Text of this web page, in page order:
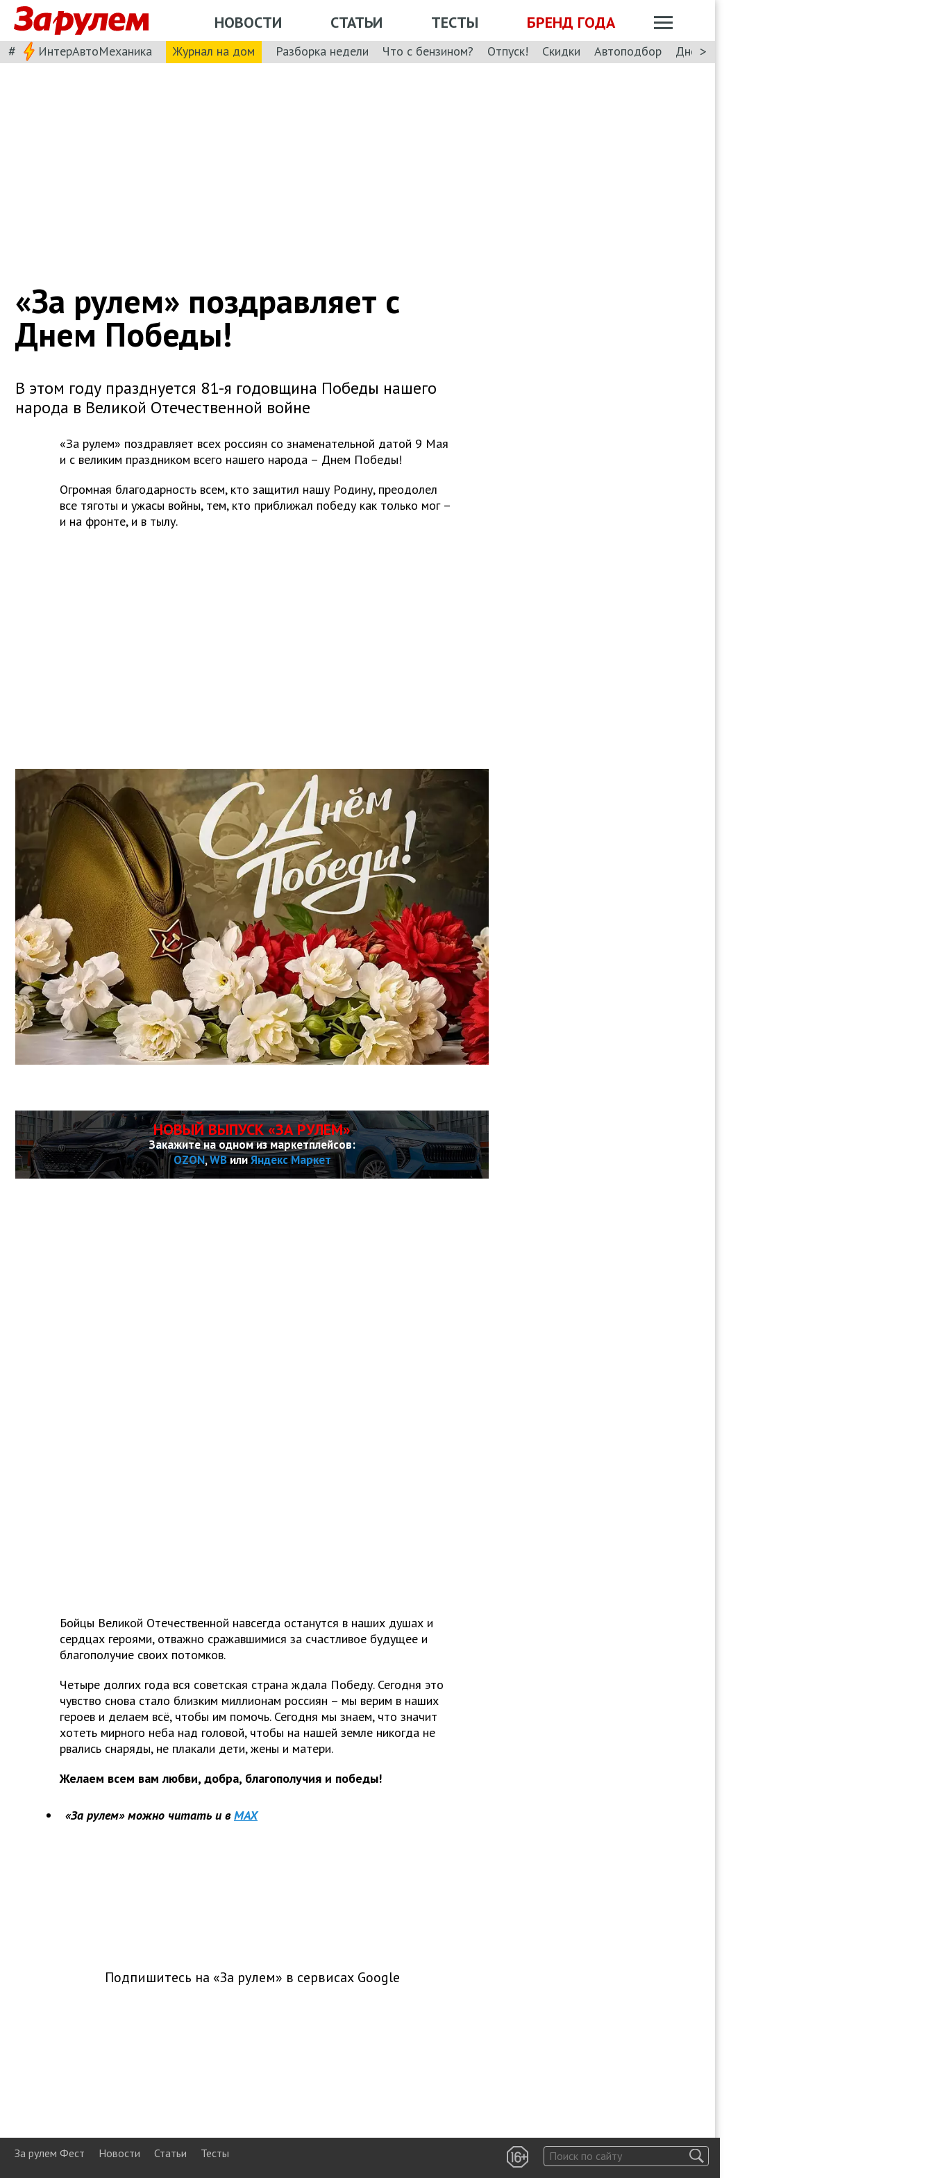
НОВОСТИ СТАТЬИ ТЕСТЫ БРЕНД ГОДА
# ИнтерАвтоМеханика Журнал на дом Разборка недели Что с бензином? Отпуск! Скидки Автоподбор Дневник: Лада Искра
>
«За рулем» поздравляет с
Днем Победы!
В этом году празднуется 81-я годовщина Победы нашего
народа в Великой Отечественной войне
«За рулем» поздравляет всех россиян со знаменательной датой 9 Мая
и с великим праздником всего нашего народа – Днем Победы!
Огромная благодарность всем, кто защитил нашу Родину, преодолел
все тяготы и ужасы войны, тем, кто приближал победу как только мог –
и на фронте, и в тылу.
НОВЫЙ ВЫПУСК «ЗА РУЛЕМ»
Закажите на одном из маркетплейсов:
OZON,WBилиЯндекс Маркет
Бойцы Великой Отечественной навсегда останутся в наших душах и
сердцах героями, отважно сражавшимися за счастливое будущее и
благополучие своих потомков.
Четыре долгих года вся советская страна ждала Победу. Сегодня это
чувство снова стало близким миллионам россиян – мы верим в наших
героев и делаем всё, чтобы им помочь. Сегодня мы знаем, что значит
хотеть мирного неба над головой, чтобы на нашей земле никогда не
рвались снаряды, не плакали дети, жены и матери.
Желаем всем вам любви, добра, благополучия и победы!
«За рулем» можно читать и в MAX
Подпишитесь на «За рулем» в сервисах Google
За рулем Фест Новости Статьи Тесты